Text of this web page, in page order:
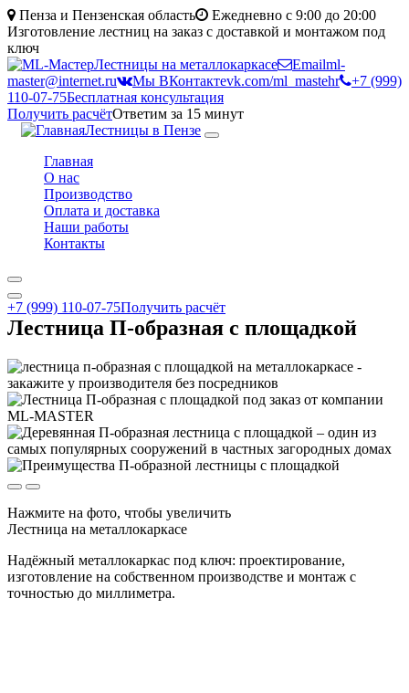
Перейти
к
основному
содержанию
Пенза и Пензенская область
Ежедневно с 9:00 до 20:00
Изготовление лестниц на заказ с доставкой и монтажом под
ключ
Лестницы на металлокаркасе
Emailml-
master@internet.ru
Мы ВКонтактеvk.com/ml_mastehr
+7 (999)
110-07-75Бесплатная консультация
Получить расчётОтветим за 15 минут
Лестницы в Пензе
Toggle
Главная
О нас
Производство
Оплата и доставка
Наши работы
Контакты
+7 (999) 110-07-75Получить расчёт
Лестница П-образная с площадкой
Нажмите на фото, чтобы увеличить
Лестница на металлокаркасе
Надёжный металлокаркас под ключ: проектирование,
изготовление на собственном производстве и монтаж с
точностью до миллиметра.